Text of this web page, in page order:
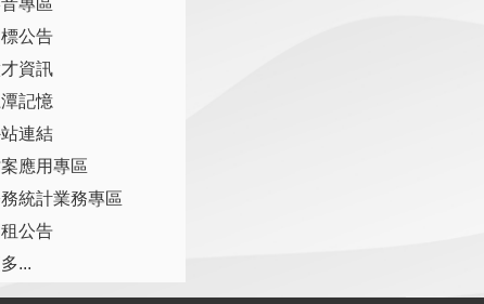
專區
公告
資訊
記憶
連結
應用專區
統計業務專區
公告
...